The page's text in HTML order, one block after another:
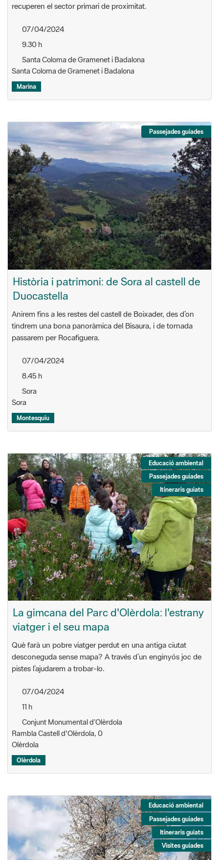
recuperen el sector primari de proximitat.
07/04/2024
9.30 h
Santa Coloma de Gramenet i Badalona
Santa Coloma de Gramenet i Badalona
Marina
Passejades guiades
Història i patrimoni: de Sora al castell de
Duocastella
Anirem fins a les restes del castell de Boixader, des d’on
tindrem una bona panoràmica del Bisaura, i de tornada
passarem per Rocafiguera.
07/04/2024
8.45 h
Sora
Sora
Montesquiu
Educació ambiental
Passejades guiades
Itineraris guiats
La gimcana del Parc d'Olèrdola: l'estrany
viatger i el seu mapa
Què farà un pobre viatger perdut en una antiga ciutat
desconeguda sense mapa? A través d’un enginyós joc de
pistes l’ajudarem a trobar-lo.
07/04/2024
11 h
Conjunt Monumental d’Olèrdola
Rambla Castell d'Olèrdola, 0
Olèrdola
Olèrdola
Educació ambiental
Passejades guiades
Itineraris guiats
Visites guiades